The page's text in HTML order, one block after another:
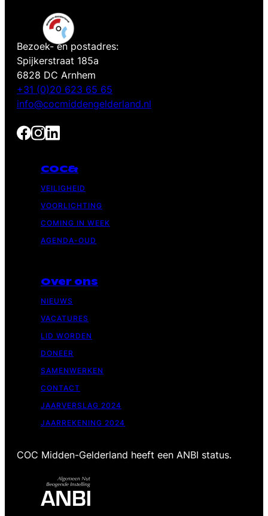
Bezoek- en postadres:
Spijkerstraat 185a
6828 DC Arnhem
+31 (0)20 623 65 65
info@cocmiddengelderland.nl
COC&
VEILIGHEID
VOORLICHTING
COMING IN WEEK
AGENDA-OUD
Over ons
NIEUWS
VACATURES
LID WORDEN
DONEER
SAMENWERKEN
CONTACT
JAARVERSLAG 2024
JAARREKENING 2024
COC Midden-Gelderland heeft een ANBI status.